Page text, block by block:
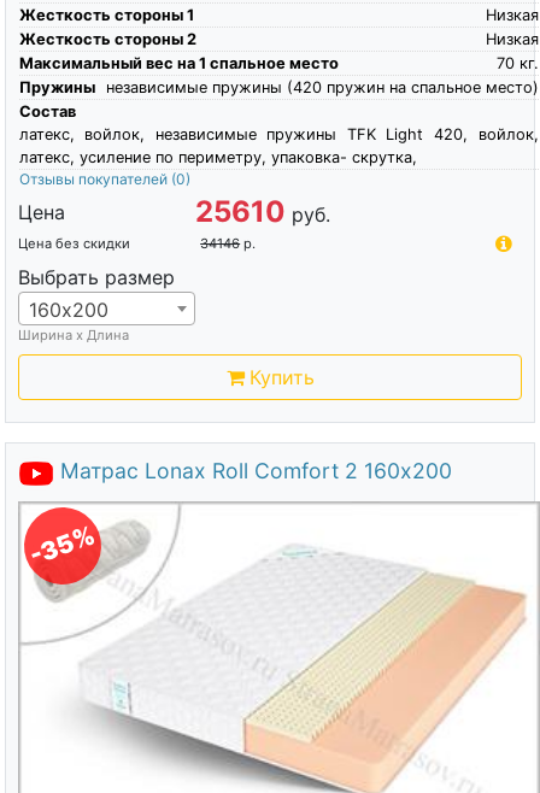
Жесткость стороны 1
Низкая
Жесткость стороны 2
Низкая
Максимальный вес на 1 спальное место
кг.
70
Пружины
независимые пружины (420 пружин на спальное место)
Состав
латекс, войлок, независимые пружины TFK Light 420, войлок,
латекс, усиление по периметру, упаковка- скрутка,
Отзывы покупателей (0)
Цена 25610 руб.
Цена без скидки 34146 р.
Выбрать размер
160х200
Ширина х Длина
Купить
Матрас Lonax Roll Comfort 2 160х200
-35%